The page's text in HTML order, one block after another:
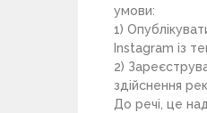
умови:
1)
Instagram із
2)
здійснення
До речі, це